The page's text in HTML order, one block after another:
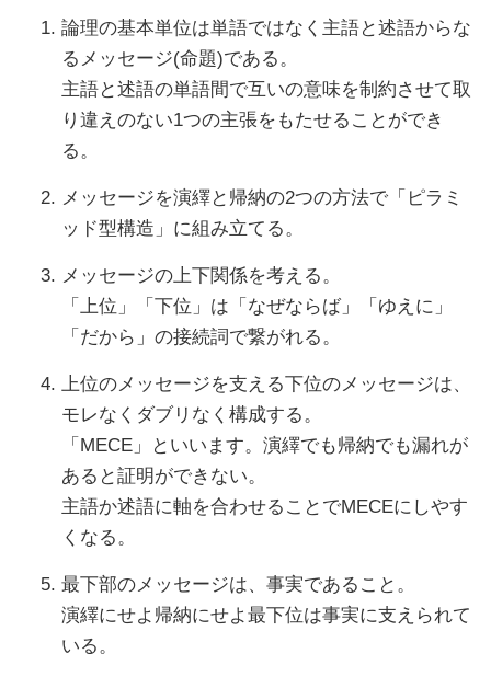
論理の基本単位は単語ではなく主語と述語からな
るメッセージ(命題)である。
主語と述語の単語間で互いの意味を制約させて取
り違えのない1つの主張をもたせることができ
る。
メッセージを演繹と帰納の2つの方法で「ピラミ
ッド型構造」に組み立てる。
メッセージの上下関係を考える。
「上位」「下位」は「なぜならば」「ゆえに」
「だから」の接続詞で繋がれる。
上位のメッセージを支える下位のメッセージは、
モレなくダブリなく構成する。
「MECE」といいます。演繹でも帰納でも漏れが
あると証明ができない。
主語か述語に軸を合わせることでMECEにしやす
くなる。
最下部のメッセージは、事実であること。
演繹にせよ帰納にせよ最下位は事実に支えられて
いる。